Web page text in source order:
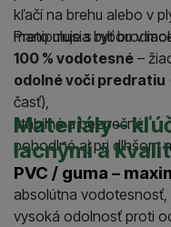
kľačí na brehu alebo v
manipuluje s rybou v
Preto musia byť
100 % vodotesné –
odolné voči predratiu
časť),
stabilné a bezpečné,
pohodlné aj pri dlhšom
Materiály –
lacnými a
PVC / guma –
absolútna vodotesnosť,
vysoká odolnosť proti